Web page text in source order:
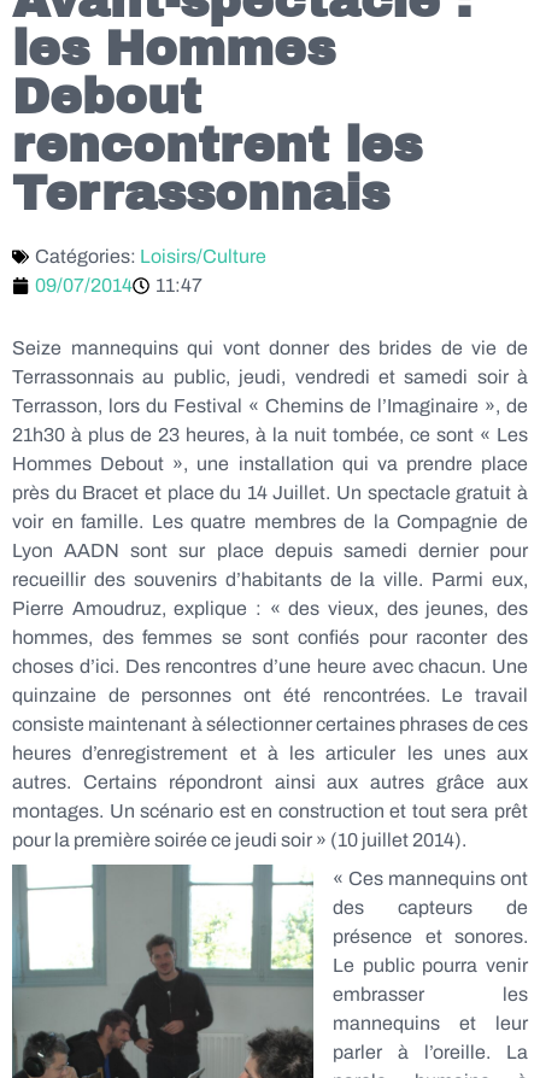
les Hommes
Debout
rencontrent les
Terrassonnais
Catégories: Loisirs/Culture
09/07/2014
11:47
Seize mannequins qui vont donner des brides de vie de
Terrassonnais au public, jeudi, vendredi et samedi soir à
Terrasson, lors du Festival « Chemins de l’Imaginaire », de
21h30 à plus de 23 heures, à la nuit tombée, ce sont « Les
Hommes Debout », une installation qui va prendre place
près du Bracet et place du 14 Juillet. Un spectacle gratuit à
voir en famille. Les quatre membres de la Compagnie de
Lyon AADN sont sur place depuis samedi dernier pour
recueillir des souvenirs d’habitants de la ville. Parmi eux,
Pierre Amoudruz, explique : « des vieux, des jeunes, des
hommes, des femmes se sont confiés pour raconter des
choses d’ici. Des rencontres d’une heure avec chacun. Une
quinzaine de personnes ont été rencontrées. Le travail
consiste maintenant à sélectionner certaines phrases de ces
heures d’enregistrement et à les articuler les unes aux
autres. Certains répondront ainsi aux autres grâce aux
montages. Un scénario est en construction et tout sera prêt
pour la première soirée ce jeudi soir » (10 juillet 2014).
« Ces mannequins ont
des capteurs de
présence et sonores.
Le public pourra venir
embrasser les
mannequins et leur
parler à l’oreille. La